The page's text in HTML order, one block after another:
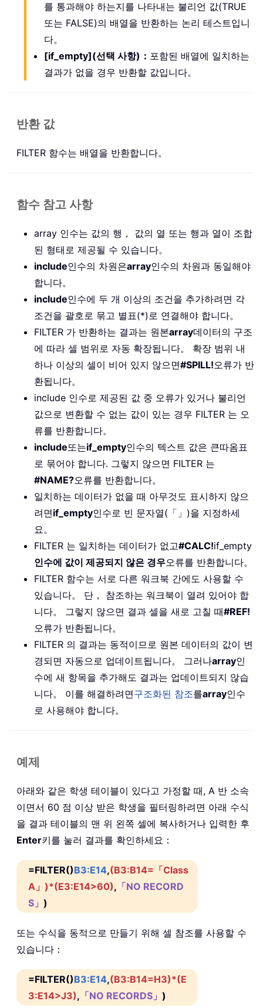
를 통과해야 하는지를 나타내는 불리언 값(TRUE
또는 FALSE)의 배열을 반환하는 논리 테스트입니
다。
[if_empty](선택 사항)： 포함된 배열에 일치하는
결과가 없을 경우 반환할 값입니다。
반환 값
FILTER 함수는 배열을 반환합니다。
함수 참고 사항
array 인수는 값의 행， 값의 열 또는 행과 열이 조합
된 형태로 제공될 수 있습니다。
include인수의 차원은array인수의 차원과 동일해야
합니다。
include인수에 두 개 이상의 조건을 추가하려면 각
조건을 괄호로 묶고 별표(*)로 연결해야 합니다。
FILTER 가 반환하는 결과는 원본array데이터의 구조
에 따라 셀 범위로 자동 확장됩니다。 확장 범위 내
하나 이상의 셀이 비어 있지 않으면#SPILL!오류가 반
환됩니다。
include 인수로 제공된 값 중 오류가 있거나 불리언
값으로 변환할 수 없는 값이 있는 경우 FILTER 는 오
류를 반환합니다。
include또는if_empty인수의 텍스트 값은 큰따옴표
로 묶어야 합니다. 그렇지 않으면 FILTER 는
#NAME?오류를 반환합니다。
일치하는 데이터가 없을 때 아무것도 표시하지 않으
려면if_empty인수로 빈 문자열(「」)을 지정하세
요。
FILTER 는 일치하는 데이터가 없고#CALC!if_empty
인수에 값이 제공되지 않은 경우오류를 반환합니다。
FILTER 함수는 서로 다른 워크북 간에도 사용할 수
있습니다。 단， 참조하는 워크북이 열려 있어야 합
니다。 그렇지 않으면 결과 셀을 새로 고칠 때#REF!
오류가 반환됩니다。
FILTER 의 결과는 동적이므로 원본 데이터의 값이 변
경되면 자동으로 업데이트됩니다。 그러나array인
수에 새 항목을 추가해도 결과는 업데이트되지 않습
니다。 이를 해결하려면구조화된 참조를array인수
로 사용해야 합니다。
예제
아래와 같은 학생 테이블이 있다고 가정할 때, A 반 소속
이면서 60 점 이상 받은 학생을 필터링하려면 아래 수식
을 결과 테이블의 맨 위 왼쪽 셀에 복사하거나 입력한 후
Enter키를 눌러 결과를 확인하세요：
=FILTER()B3:E14,(B3:B14=「Class
A」)*(E3:E14>60), 「NO RECORD
S」 )
또는 수식을 동적으로 만들기 위해 셀 참조를 사용할 수
있습니다：
=FILTER()B3:E14,(B3:B14=H3)*(E
3:E14>J3), 「NO RECORDS」 )